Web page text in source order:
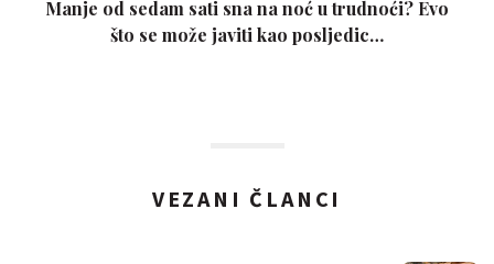
Manje od sedam sati sna na noć u trudnoći? Evo
što se može javiti kao posljedic…
VEZANI ČLANCI